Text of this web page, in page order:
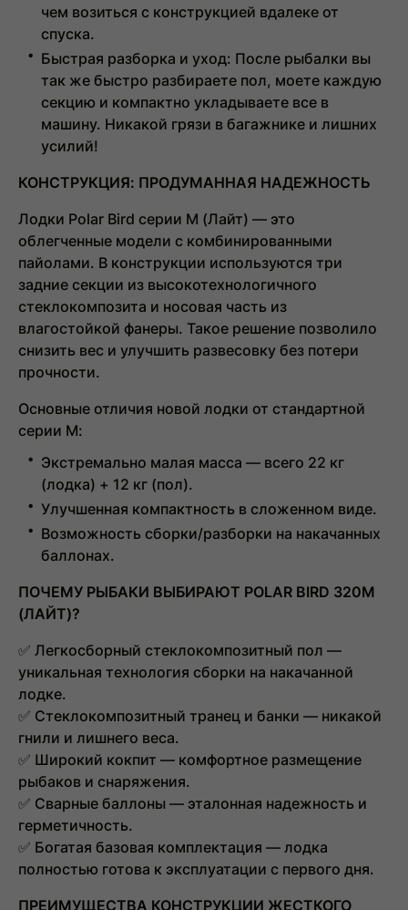
чем возиться с конструкцией вдалеке от
спуска.
Быстрая разборка и уход: После рыбалки вы
так же быстро разбираете пол, моете каждую
секцию и компактно укладываете все в
машину. Никакой грязи в багажнике и лишних
усилий!
КОНСТРУКЦИЯ: ПРОДУМАННАЯ НАДЕЖНОСТЬ
Лодки Polar Bird серии М (Лайт) — это
облегченные модели с комбинированными
пайолами. В конструкции используются три
задние секции из высокотехнологичного
стеклокомпозита и носовая часть из
влагостойкой фанеры. Такое решение позволило
снизить вес и улучшить развесовку без потери
прочности.
Основные отличия новой лодки от стандартной
серии М:
Экстремально малая масса — всего 22 кг
(лодка) + 12 кг (пол).
Улучшенная компактность в сложенном виде.
Возможность сборки/разборки на накачанных
баллонах.
ПОЧЕМУ РЫБАКИ ВЫБИРАЮТ POLAR BIRD 320M
(ЛАЙТ)?
✅ Легкосборный стеклокомпозитный пол —
уникальная технология сборки на накачанной
лодке.
✅ Стеклокомпозитный транец и банки — никакой
гнили и лишнего веса.
✅ Широкий кокпит — комфортное размещение
рыбаков и снаряжения.
✅ Сварные баллоны — эталонная надежность и
герметичность.
✅ Богатая базовая комплектация — лодка
полностью готова к эксплуатации с первого дня.
ПРЕИМУЩЕСТВА КОНСТРУКЦИИ ЖЕСТКОГО